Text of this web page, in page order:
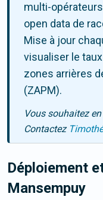
multi-
open data de
Mise à jour
visualiser le
zones arrières
(ZAPM).
Vous souhaitez
Contactez
Déploiement
Mansempuy